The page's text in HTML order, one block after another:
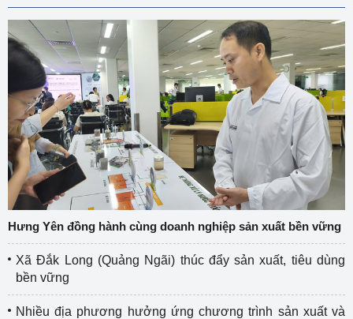
Hưng Yên đồng hành cùng doanh nghiệp sản xuất bền vững
Xã Đắk Long (Quảng Ngãi) thúc đẩy sản xuất, tiêu dùng
bền vững
Nhiều địa phương hưởng ứng chương trình sản xuất và